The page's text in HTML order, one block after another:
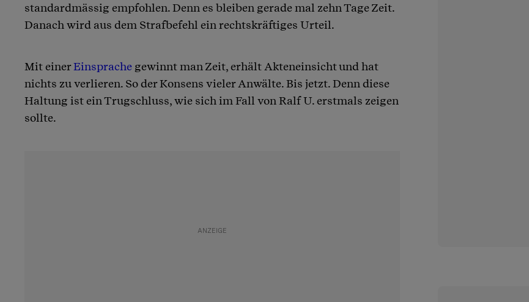
standardmässig empfohlen. Denn es bleiben gerade mal zehn Tage Zeit.
Danach wird aus dem Strafbefehl ein rechtskräftiges Urteil.
Mit einerEinsprache gewinnt man Zeit, erhält Akteneinsicht und hat
nichts zu verlieren. So der Konsens vieler Anwälte. Bis jetzt. Denn diese
Haltung ist ein Trugschluss, wie sich im Fall von Ralf U. erstmals zeigen
sollte.